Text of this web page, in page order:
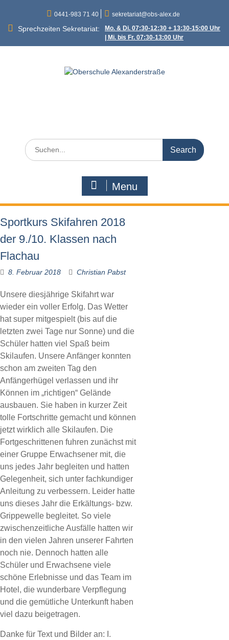
content
0441-983 71 40 sekretariat@obs-alex.de
Sprechzeiten Sekretariat:
Mo. & Di. 07:30-12:30 + 13:30-15:00 Uhr
| Mi. bis Fr. 07:30-13:00 Uhr
Search
for:
Menu
Sportkurs Skifahren 2018
der 9./10. Klassen nach
Flachau
8. Februar 2018 Christian Pabst
Unsere diesjährige Skifahrt war
wieder ein voller Erfolg. Das Wetter
hat super mitgespielt (bis auf die
letzten zwei Tage nur Sonne) und die
Schüler hatten viel Spaß beim
Skilaufen. Unsere Anfänger konnten
schon am zweiten Tag den
Anfängerhügel verlassen und ihr
Können im „richtigen“ Gelände
ausbauen. Sie haben in kurzer Zeit
tolle Fortschritte gemacht und können
jetzt wirklich alle Skilaufen. Die
Fortgeschrittenen fuhren zunächst mit
einer Gruppe Erwachsener mit, die
uns jedes Jahr begleiten und hatten
Gelegenheit, sich unter fachkundiger
Anleitung zu verbessern. Leider hatte
uns dieses Jahr die Erkältungs- bzw.
Grippewelle begleitet. So viele
zwischenzeitliche Ausfälle hatten wir
in den vielen Jahren unserer Fahrten
noch nie. Dennoch hatten alle
Schüler und Erwachsene viele
schöne Erlebnisse und das Team im
Hotel, die wunderbare Verpflegung
und die gemütliche Unterkunft haben
viel dazu beigetragen.
Danke für Text und Bilder an: I.